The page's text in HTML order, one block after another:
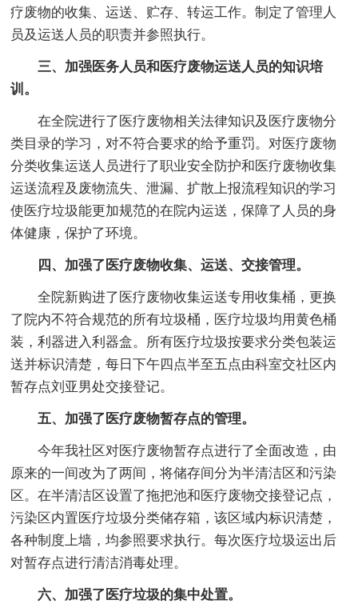
疗废物的收集、运送、贮存、转运工作。制定了管理人
员及运送人员的职责并参照执行。
三、加强医务人员和医疗废物运送人员的知识培
训。
在全院进行了医疗废物相关法律知识及医疗废物分
类目录的学习，对不符合要求的给予重罚。对医疗废物
分类收集运送人员进行了职业安全防护和医疗废物收集
运送流程及废物流失、泄漏、扩散上报流程知识的学习
使医疗垃圾能更加规范的在院内运送，保障了人员的身
体健康，保护了环境。
四、加强了医疗废物收集、运送、交接管理。
全院新购进了医疗废物收集运送专用收集桶，更换
了院内不符合规范的所有垃圾桶，医疗垃圾均用黄色桶
装，利器进入利器盒。所有医疗垃圾按要求分类包装运
送并标识清楚，每日下午四点半至五点由科室交社区内
暂存点刘亚男处交接登记。
五、加强了医疗废物暂存点的管理。
今年我社区对医疗废物暂存点进行了全面改造，由
原来的一间改为了两间，将储存间分为半清洁区和污染
区。在半清洁区设置了拖把池和医疗废物交接登记点，
污染区内置医疗垃圾分类储存箱，该区域内标识清楚，
各种制度上墙，均参照要求执行。每次医疗垃圾运出后
对暂存点进行清洁消毒处理。
六、加强了医疗垃圾的集中处置。